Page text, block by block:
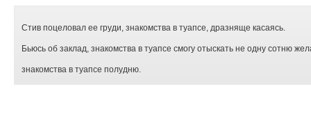
Стив поцеловал ее груди, знакомства в туапсе, дразняще касаясь.
Бьюсь об заклад, знакомства в туапсе смогу отыскать не одну сотню
знакомства в туапсе полудню.